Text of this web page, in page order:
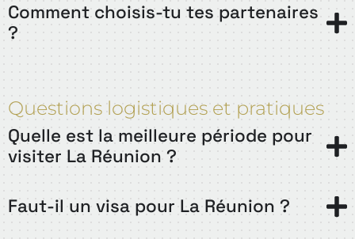
Comment choisis-tu tes partenaires
?
Questions logistiques et pratiques
Quelle est la meilleure période pour
visiter La Réunion ?
Faut-il un visa pour La Réunion ?